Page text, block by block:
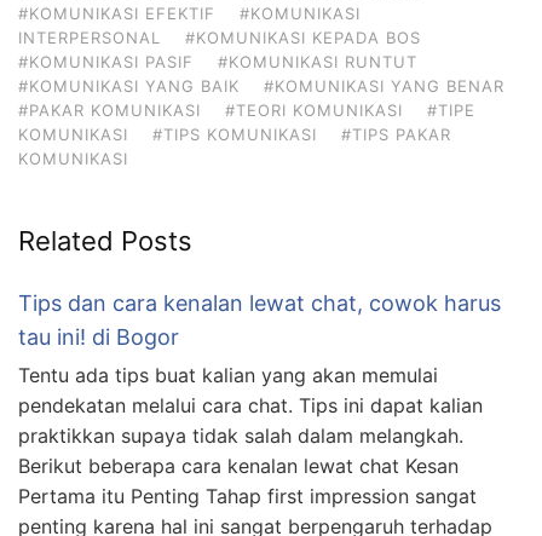
#KOMUNIKASI EFEKTIF
#KOMUNIKASI
INTERPERSONAL
#KOMUNIKASI KEPADA BOS
#KOMUNIKASI PASIF
#KOMUNIKASI RUNTUT
#KOMUNIKASI YANG BAIK
#KOMUNIKASI YANG BENAR
#PAKAR KOMUNIKASI
#TEORI KOMUNIKASI
#TIPE
KOMUNIKASI
#TIPS KOMUNIKASI
#TIPS PAKAR
KOMUNIKASI
Related Posts
Tips dan cara kenalan lewat chat, cowok harus
tau ini! di Bogor
Tentu ada tips buat kalian yang akan memulai
pendekatan melalui cara chat. Tips ini dapat kalian
praktikkan supaya tidak salah dalam melangkah.
Berikut beberapa cara kenalan lewat chat Kesan
Pertama itu Penting Tahap first impression sangat
penting karena hal ini sangat berpengaruh terhadap